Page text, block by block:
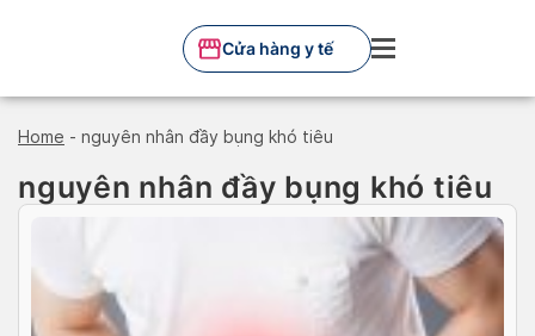
Cửa hàng y tế
Home - nguyên nhân đầy bụng khó tiêu
nguyên nhân đầy bụng khó tiêu